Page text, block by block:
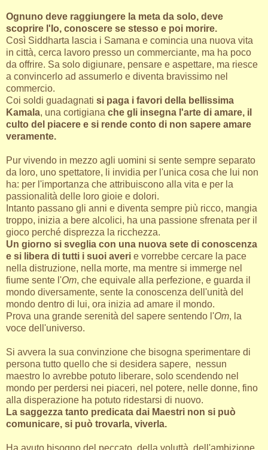
Ognuno deve raggiungere la meta da solo, deve
scoprire l'Io, conoscere se stesso e poi morire.
Così Siddharta lascia i Samana e comincia una nuova vita
in città, cerca lavoro presso un commerciante, ma ha poco
da offrire. Sa solo digiunare, pensare e aspettare, ma riesce
a convincerlo ad assumerlo e diventa bravissimo nel
commercio.
Coi soldi guadagnati si paga i favori della bellissima
Kamala, una cortigiana che gli insegna l'arte di amare, il
culto del piacere e si rende conto di non sapere amare
veramente.
Pur vivendo in mezzo agli uomini si sente sempre separato
da loro, uno spettatore, li invidia per l'unica cosa che lui non
ha: per l'importanza che attribuiscono alla vita e per la
passionalità delle loro gioie e dolori.
Intanto passano gli anni e diventa sempre più ricco, mangia
troppo, inizia a bere alcolici, ha una passione sfrenata per il
gioco perché disprezza la ricchezza.
Un giorno si sveglia con una nuova sete di conoscenza
e si libera di tutti i suoi averi e vorrebbe cercare la pace
nella distruzione, nella morte, ma mentre si immerge nel
fiume sente l'Om, che equivale alla perfezione, e guarda il
mondo diversamente, sente la conoscenza dell'unità del
mondo dentro di lui, ora inizia ad amare il mondo.
Prova una grande serenità del sapere sentendo l'Om, la
voce dell'universo.
Si avvera la sua convinzione che bisogna sperimentare di
persona tutto quello che si desidera sapere, nessun
maestro lo avrebbe potuto liberare, solo scendendo nel
mondo per perdersi nei piaceri, nel potere, nelle donne, fino
alla disperazione ha potuto ridestarsi di nuovo.
La saggezza tanto predicata dai Maestri non si può
comunicare, si può trovarla, viverla.
Ha avuto bisogno del peccato, della voluttà, dell'ambizione,